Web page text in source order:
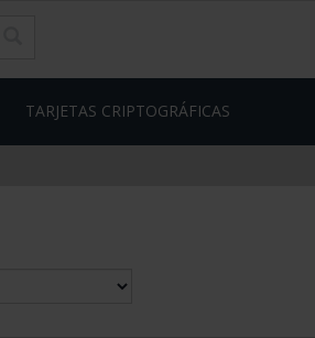
TARJETAS CRIPTOGRÁFICAS